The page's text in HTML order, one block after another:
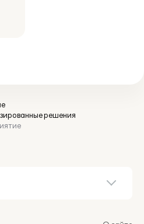
решения